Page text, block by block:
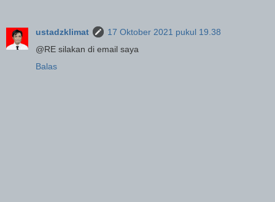
ustadzklimat
17 Oktober 2021 pukul 19.38
@RE silakan di email saya
Balas